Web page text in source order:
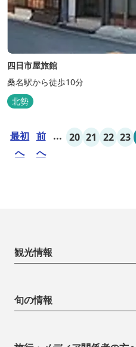
四日市屋旅館
桑名駅から徒歩10分
北勢
最初
へ
前
へ
... 20 21 22 23
観光情報
旬の情報